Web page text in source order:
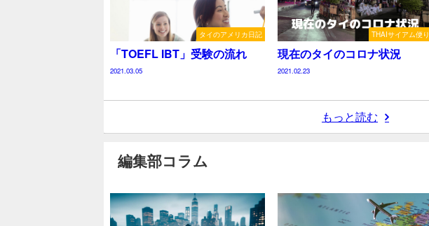
タイのアメリカ日記
「TOEFL IBT」受験の流れ
2021.03.05
THAIサイアム便り
現在のタイのコロナ状況
2021.02.23
もっと読む
編集部コラム